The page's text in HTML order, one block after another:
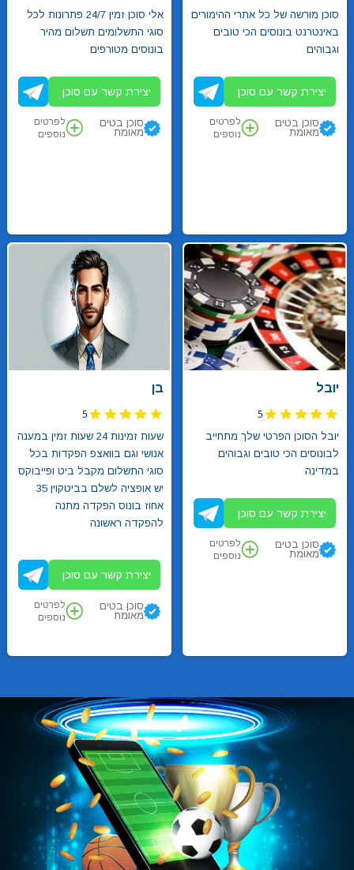
סוכן מורשה של כל אתרי ההימורים
באינטרנט בונוסים הכי טובים
וגבוהים
יצירת קשר עם סוכן
סוכן בטים
מאומת
לפרטים
נוספים
אלי סוכן זמין 24/7 פתרונות לכל
סוגי התשלומים תשלום מהיר
בונוסים מטורפים
יצירת קשר עם סוכן
סוכן בטים
מאומת
לפרטים
נוספים
יובל
5
יובל הסוכן הפרטי שלך מתחייב
לבונוסים הכי טובים וגבוהים
במדינה
יצירת קשר עם סוכן
סוכן בטים
מאומת
לפרטים
נוספים
בן
5
שעות זמינות 24 שעות זמין במענה
אנושי וגם בוואצפ הפקדות בכל
סוגי התשלום מקבל ביט ופייבוקס
יש אופציה לשלם בביטקוין 35
אחוז בונוס הפקדה מתנה
להפקדה ראשונה
יצירת קשר עם סוכן
סוכן בטים
מאומת
לפרטים
נוספים